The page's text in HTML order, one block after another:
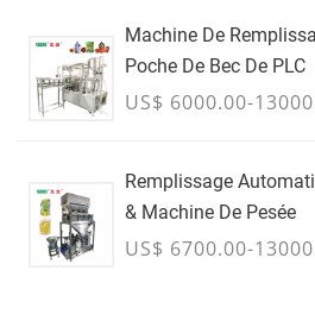
Machine De
Poche De Bec De PLC
US$ 6000.00-
Remplissage
& Machine De Pesée
US$ 6700.00-